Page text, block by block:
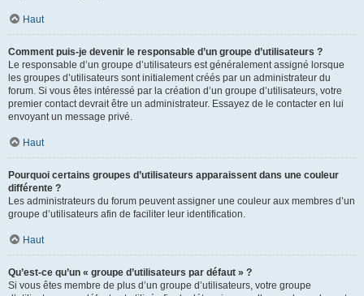
Haut
Comment puis-je devenir le responsable d’un groupe d’utilisateurs ?
Le responsable d’un groupe d’utilisateurs est généralement assigné lorsque
les groupes d’utilisateurs sont initialement créés par un administrateur du
forum. Si vous êtes intéressé par la création d’un groupe d’utilisateurs, votre
premier contact devrait être un administrateur. Essayez de le contacter en lui
envoyant un message privé.
Haut
Pourquoi certains groupes d’utilisateurs apparaissent dans une couleur
différente ?
Les administrateurs du forum peuvent assigner une couleur aux membres d’un
groupe d’utilisateurs afin de faciliter leur identification.
Haut
Qu’est-ce qu’un « groupe d’utilisateurs par défaut » ?
Si vous êtes membre de plus d’un groupe d’utilisateurs, votre groupe